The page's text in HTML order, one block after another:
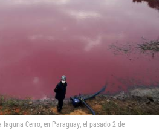
Cerro, en Paraguay, el pasado 2 de